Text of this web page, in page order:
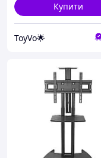
Купити
ToyVo🌟